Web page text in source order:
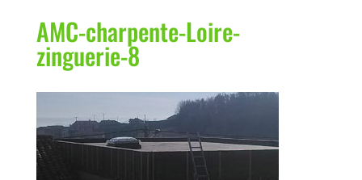
AMC-charpente-Loire-
zinguerie-8